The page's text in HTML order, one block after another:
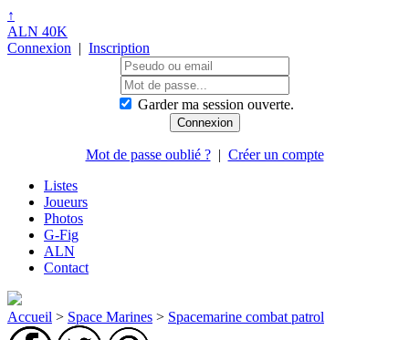
↑
ALN 40K
Connexion | Inscription
Garder ma session ouverte.
Mot de passe oublié ?| Créer un compte
Listes
Joueurs
Photos
G-Fig
ALN
Contact
Accueil > Space Marines > Spacemarine combat patrol